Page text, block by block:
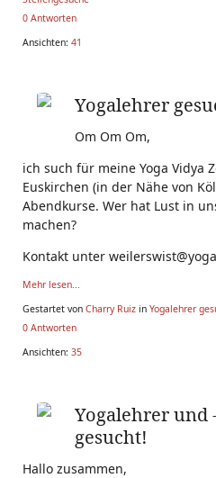
0 Antworten
Ansichten: 41
Yogalehrer
Om Om Om,
ich such für meine Yoga Vidya
Euskirchen (in der Nähe von
Abendkurse. Wer hat Lust in
machen?
Kontakt unter
Mehr lesen...
Gestartet von Charry Ruiz in Yogalehrer
0 Antworten
Ansichten: 35
Yogalehrer
gesucht!
Hallo zusammen,